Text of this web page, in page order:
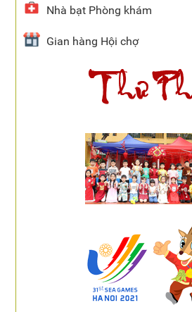
Nhà bạt Phòng khám
Gian hàng Hội chợ